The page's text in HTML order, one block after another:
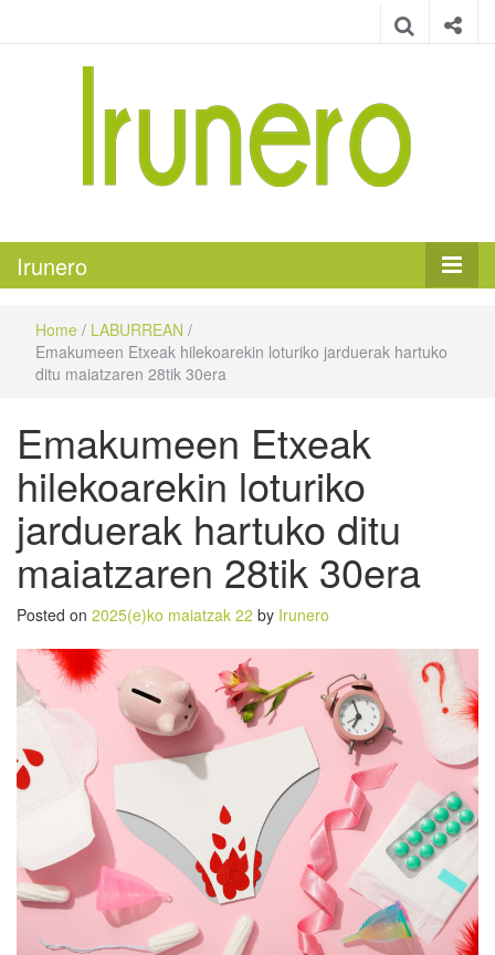
Irunero
Home / LABURREAN /
Emakumeen Etxeak hilekoarekin loturiko jarduerak hartuko
ditu maiatzaren 28tik 30era
Emakumeen Etxeak
hilekoarekin loturiko
jarduerak hartuko ditu
maiatzaren 28tik 30era
Posted on 2025(e)ko maiatzak 22 by Irunero